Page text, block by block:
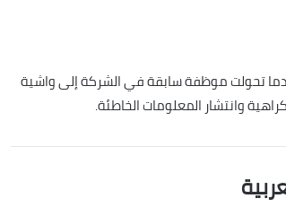
تحولت موظفة سابقة في الشركة إلى واشية
وانتشار المعلومات الخاطئة.